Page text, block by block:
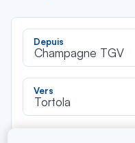
Depuis
Champagne TGV
Vers
Tortola